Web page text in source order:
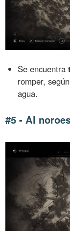
Se encuentra
romper,
agua.
#5 - Al